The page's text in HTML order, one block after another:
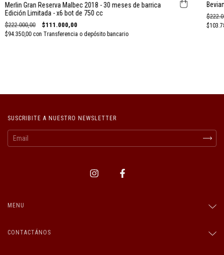
Merlin Gran Reserva Malbec 2018 - 30 meses de barrica
Edición Limitada - x6 bot de 750 cc
$222.000,00 $111.000,00
$94.350,00 con Transferencia o depósito bancario
SUSCRIBITE A NUESTRO NEWSLETTER
MENU
CONTACTÁNOS